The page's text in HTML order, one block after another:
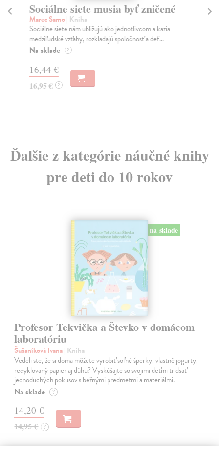
Sociálne siete musia byť zničené
Marec Samo| Kniha
Sociálne siete nám ubližujú ako jednotlivcom a kazia
medziľudské vzťahy, rozkladajú spoločnosť a def...
Na sklade ?
16,44 €
16,95 € ?
Ďalšie z kategórie náučné knihy
pre deti do 10 rokov
na sklade
Profesor Tekvička a Števko v domácom
laboratóriu
Šušaníková Ivana| Kniha
Vedeli ste, že si doma môžete vyrobiť soľné šperky, vlastné jogurty,
recyklovaný papier aj dúhu? Vyskúšajte so svojimi deťmi tridsať
jednoduchých pokusov s bežnými predmetmi a materiálmi.
Na sklade ?
14,20 €
14,95 € ?